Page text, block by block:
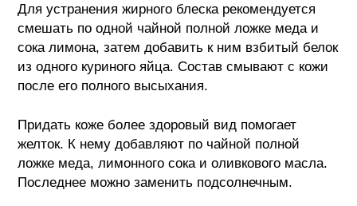
Для устранения жирного блеска рекомендуется
смешать по одной чайной полной ложке меда и
сока лимона, затем добавить к ним взбитый белок
из одного куриного яйца. Состав смывают с кожи
после его полного высыхания.
Придать коже более здоровый вид помогает
желток. К нему добавляют по чайной полной
ложке меда, лимонного сока и оливкового масла.
Последнее можно заменить подсолнечным.